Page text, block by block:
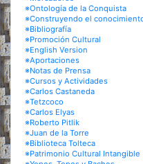
※Ontología de la Conquista
※Construyendo el
※Bibliografía
※Promoción Cultural
※English Version
※Aportaciones
※Notas de Prensa
※Cursos y Actividades
※Carlos Castaneda
※Tetzcoco
※Carlos Elyas
※Roberto Pitlik
※Juan de la Torre
※Biblioteca Tolteca
※Patrimonio Cultural Intangible